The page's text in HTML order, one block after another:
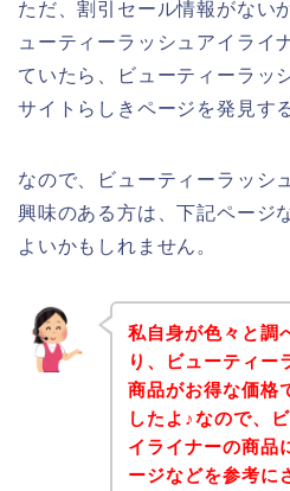
ただ、割引セール情報がない
ューティーラッシュアイライ
ていたら、ビューティーラッ
サイトらしきページを発見す
なので、ビューティーラッシ
興味のある方は、下記ページ
よいかもしれません。
私自身が色々と調
り、ビューティー
商品がお得な価格
したよ♪なので、
イライナーの商品
ージなどを参考に